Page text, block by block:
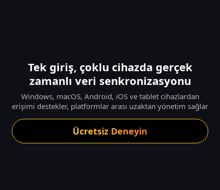
Tek giriş, çoklu cihazda gerçek
zamanlı veri senkronizasyonu
Windows, macOS, Android, iOS ve tablet cihazlardan
erişimi destekler, platformlar arası uzaktan yönetim sağlar
Ücretsiz Deneyin